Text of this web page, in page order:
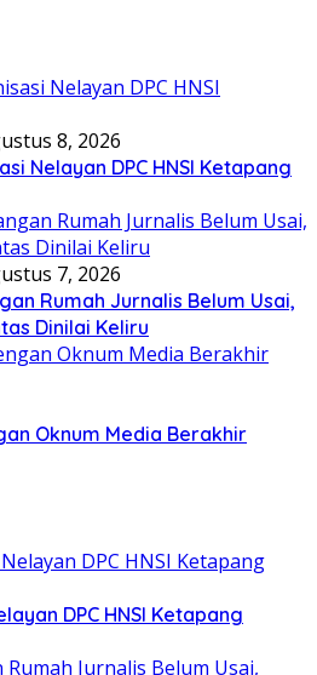
8, 2026
Nelayan DPC HNSI Ketapang
7, 2026
Rumah Jurnalis Belum Usai,
Dinilai Keliru
Oknum Media Berakhir
DPC HNSI Ketapang